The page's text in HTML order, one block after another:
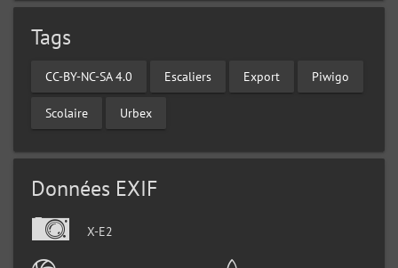
Tags
CC-BY-NC-SA 4.0 Escaliers Export Piwigo
Scolaire Urbex
Données EXIF
X-E2